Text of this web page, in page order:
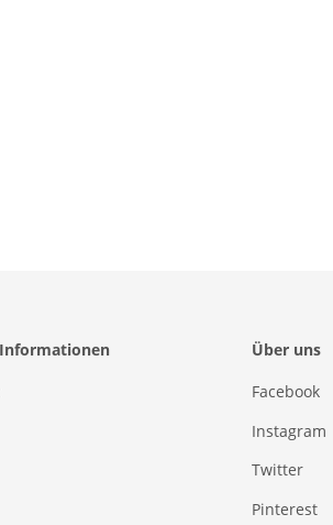
Über uns
Facebook
Instagram
Twitter
Pinterest